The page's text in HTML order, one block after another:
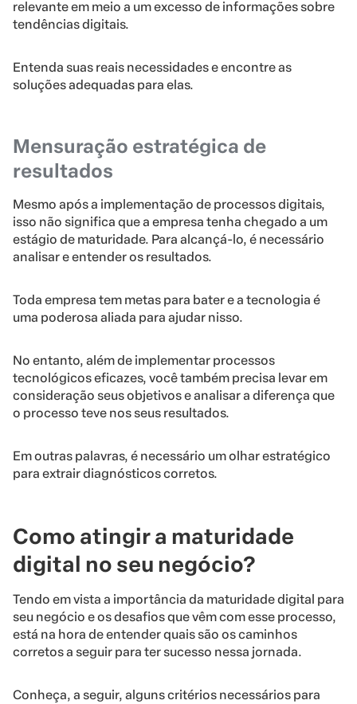
relevante em meio a um excesso de informações sobre
tendências digitais.
Entenda suas reais necessidades e encontre as
soluções adequadas para elas.
Mensuração estratégica de
resultados
Mesmo após a implementação de processos digitais,
isso não significa que a empresa tenha chegado a um
estágio de maturidade. Para alcançá-lo, é necessário
analisar e entender os resultados.
Toda empresa tem metas para bater e a tecnologia é
uma poderosa aliada para ajudar nisso.
No entanto, além de implementar processos
tecnológicos eficazes, você também precisa levar em
consideração seus objetivos e analisar a diferença que
o processo teve nos seus resultados.
Em outras palavras, é necessário um olhar estratégico
para extrair diagnósticos corretos.
Como atingir a maturidade
digital no seu negócio?
Tendo em vista a importância da maturidade digital para
seu negócio e os desafios que vêm com esse processo,
está na hora de entender quais são os caminhos
corretos a seguir para ter sucesso nessa jornada.
Conheça, a seguir, alguns critérios necessários para